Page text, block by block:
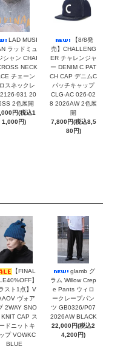
LAD MUSI
ラッドミュ
シャン CHAI
NECK
チェーン
スネックレ
931 20
2色展開
円(税込1
1,000円)
【8/8発
売】CHALLENG
ER チャレンジャ
ー DENIM C PAT
CH CAP デニムC
パッチキャップ
CLG-AC 026-02
8 2026AW 2色展
開
7,800円(税込8,5
80円)
【FINAL
】
スト1点】V
ヴォア
2WAY SNO
CAP ス
ドニットキ
プ VOWKC
BLUE
glamb グ
ラム Willow Crep
e Pants ウィロ
ークレープパン
ツ GB0326/P07
2026AW BLACK
22,000円(税込2
4,200円)